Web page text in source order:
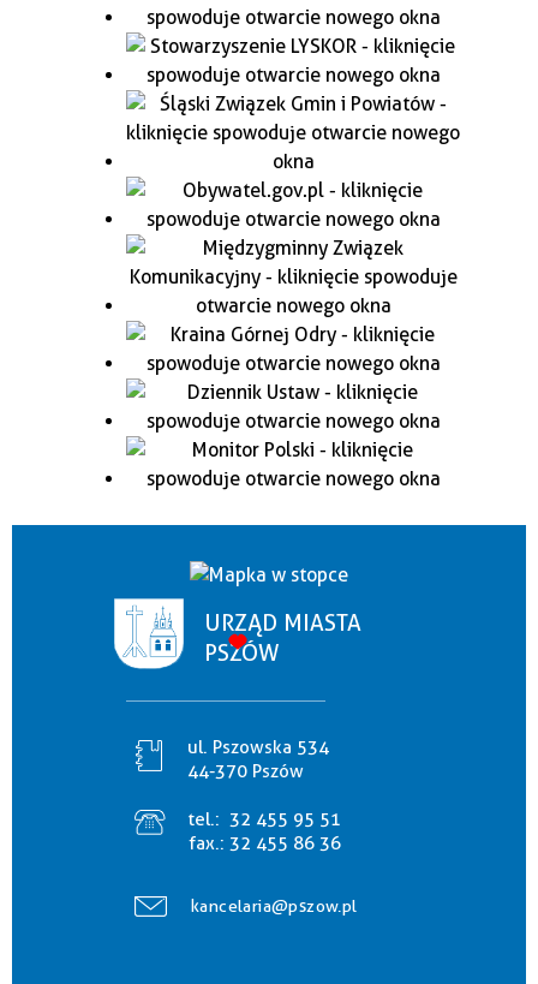
URZĄD MIASTA
PSZÓW
ul. Pszowska 534
44-370 Pszów
tel.: 32 455 95 51
fax.: 32 455 86 36
kancelaria@pszow.pl